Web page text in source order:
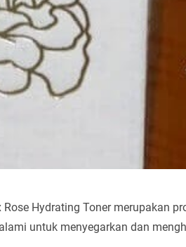
Rose Hydrating Toner merupakan
untuk menyegarkan dan